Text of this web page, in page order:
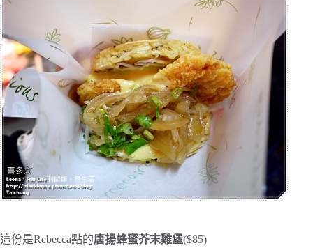
這份是Rebecca點的唐揚蜂蜜芥末雞堡($85)